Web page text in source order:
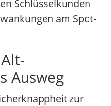
Schlüsselkunden
am Spot-
Ausweg
zur